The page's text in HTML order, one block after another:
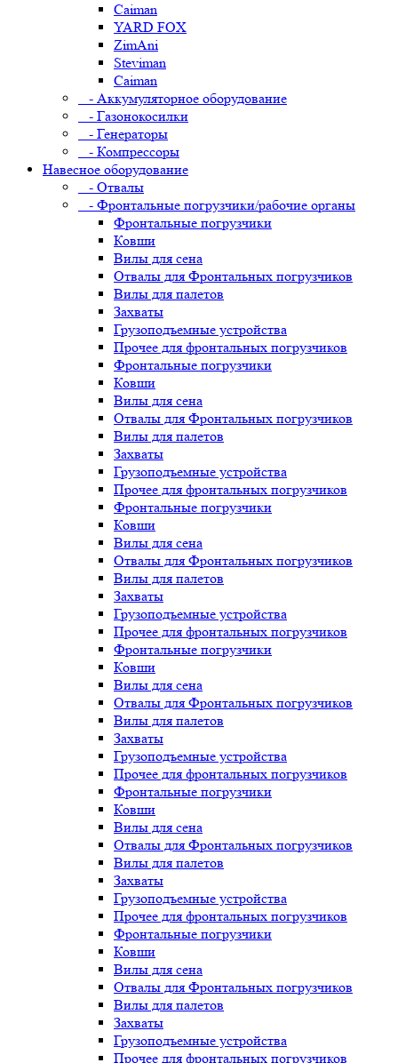
Caiman
YARD FOX
ZimAni
Steviman
Caiman
- Аккумуляторное оборудование
- Газонокосилки
- Генераторы
- Компрессоры
Навесное оборудование
- Отвалы
- Фронтальные погрузчики/рабочие органы
Фронтальные погрузчики
Ковши
Вилы для сена
Отвалы для Фронтальных погрузчиков
Вилы для палетов
Захваты
Грузоподъемные устройства
Прочее для фронтальных погрузчиков
Фронтальные погрузчики
Ковши
Вилы для сена
Отвалы для Фронтальных погрузчиков
Вилы для палетов
Захваты
Грузоподъемные устройства
Прочее для фронтальных погрузчиков
Фронтальные погрузчики
Ковши
Вилы для сена
Отвалы для Фронтальных погрузчиков
Вилы для палетов
Захваты
Грузоподъемные устройства
Прочее для фронтальных погрузчиков
Фронтальные погрузчики
Ковши
Вилы для сена
Отвалы для Фронтальных погрузчиков
Вилы для палетов
Захваты
Грузоподъемные устройства
Прочее для фронтальных погрузчиков
Фронтальные погрузчики
Ковши
Вилы для сена
Отвалы для Фронтальных погрузчиков
Вилы для палетов
Захваты
Грузоподъемные устройства
Прочее для фронтальных погрузчиков
Фронтальные погрузчики
Ковши
Вилы для сена
Отвалы для Фронтальных погрузчиков
Вилы для палетов
Захваты
Грузоподъемные устройства
Прочее для фронтальных погрузчиков